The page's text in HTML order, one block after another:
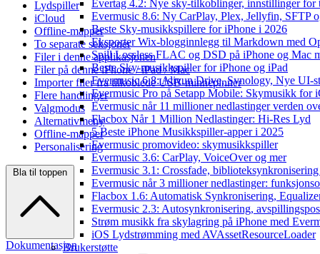
Evertag 4.2: Nye sky-tilkoblinger, innstillinger for
Evermusic 8.6: Ny CarPlay, Plex, Jellyfin, SFTP
Beste Sky-musikkspillere for iPhone i 2026
Eksporter Wix-blogginnlegg til Markdown med
Spill Lossless FLAC og DSD på iPhone og Mac
Beste Sky-musikkspiller for iPhone og iPad
Evermusic 6.8: Aliyun Drive, Synology, Nye UI-
Evermusic Pro på Setapp Mobile: Skymusikk for
Evermusic når 11 millioner nedlastinger verden
Flacbox Når 1 Million Nedlastinger: Hi-Res Lyd
5 Beste iPhone Musikkspiller-apper i 2025
Evermusic promovideo: skymusikkspiller
Evermusic 3.6: CarPlay, VoiceOver og mer
Evermusic 3.1: Crossfade,
Evermusic når 3 millioner nedlastinger:
Flacbox 1.6: Automatisk Synkronisering,
Evermusic 2.3: Autosynkronisering,
Strøm musikk fra skylagring på iPhone med
iOS Lydstrømming med AVAssetResourceLoader
Brukerstøtte
Lydspiller
iCloud
Offline-mapper
To separate seksjoner
Filer i denne applikasjonen
Filer på denne iPhone / iPad / Mac
Importer filer fra tilkoblede USB-minnepinner
Flere handlinger
Valgmodus
Alternativmeny
Offline-mapper
Personalisering
Bla til toppen
Dokumentasjon